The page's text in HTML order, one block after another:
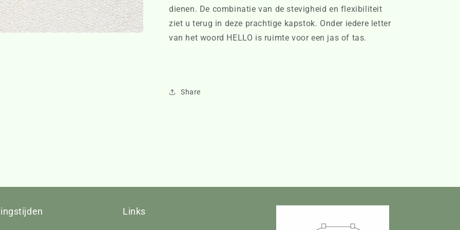
dienen. De combinatie van de stevigheid en flexibiliteit
ziet u terug in deze prachtige kapstok. Onder iedere letter
van het woord HELLO is ruimte voor een jas of tas.
Share
Links